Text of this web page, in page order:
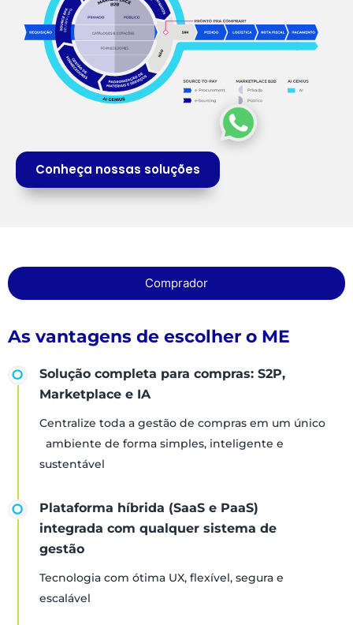
Conheça nossas soluções
Comprador
As vantagens de escolher o ME
Solução completa para compras: S2P,
Marketplace e IA
Centralize toda a gestão de compras em um único
ambiente de forma simples, inteligente e
sustentável
Plataforma híbrida (SaaS e PaaS)
integrada com qualquer sistema de
gestão
Tecnologia com ótima UX, flexível, segura e
escalável